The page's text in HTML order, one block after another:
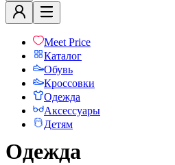
Meet Price
Каталог
Обувь
Кроссовки
Одежда
Аксессуары
Детям
Одежда